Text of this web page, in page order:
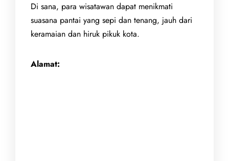
Di sana, para wisatawan dapat menikmati
suasana pantai yang sepi dan tenang, jauh dari
keramaian dan hiruk pikuk kota.
Alamat: